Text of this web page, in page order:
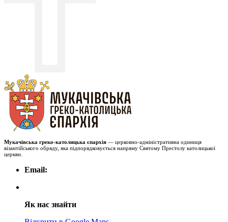
Мукачівська греко-католицька єпархія — церковно-адміністративна одиниця
візантійського обряду, яка підпорядковується напряму Святому Престолу католицької
церкви.
Email:
Як нас знайти